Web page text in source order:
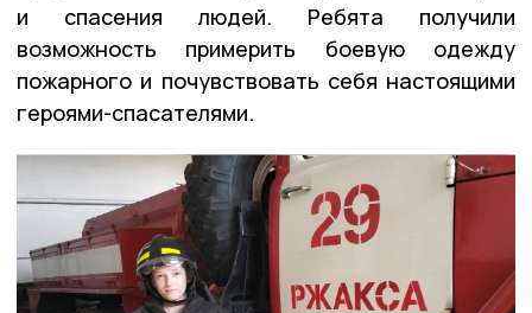
и спасения людей. Ребята получили
возможность примерить боевую одежду
пожарного и почувствовать себя настоящими
героями-спасателями.